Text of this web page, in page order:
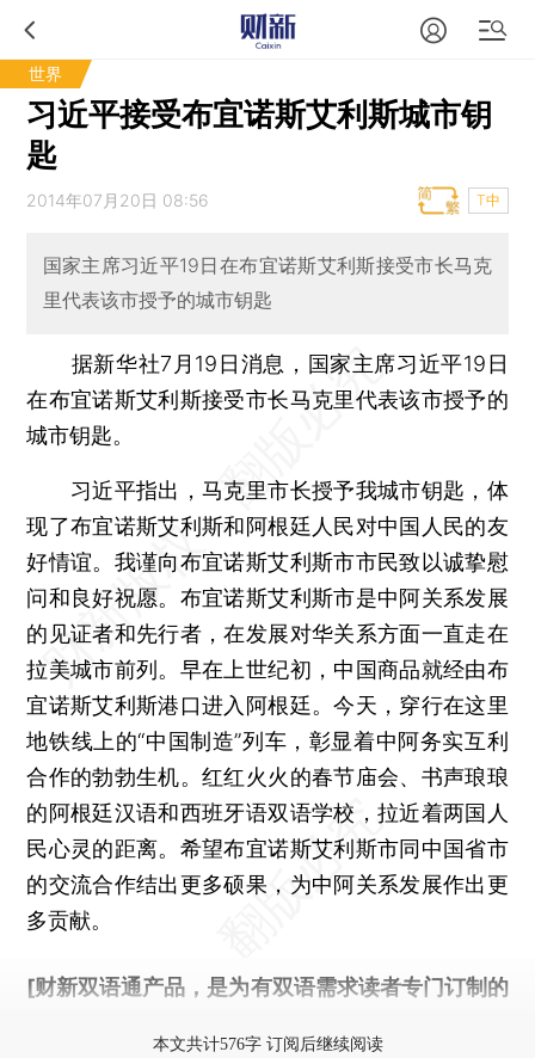
世界
习近平接受布宜诺斯艾利斯城市钥
匙
2014年07月20日 08:56 T中
国家主席习近平19日在布宜诺斯艾利斯接受市长马克
里代表该市授予的城市钥匙
据新华社7月19日消息，国家主席习近平19日
在布宜诺斯艾利斯接受市长马克里代表该市授予的
城市钥匙。
习近平指出，马克里市长授予我城市钥匙，体
现了布宜诺斯艾利斯和阿根廷人民对中国人民的友
好情谊。我谨向布宜诺斯艾利斯市市民致以诚挚慰
问和良好祝愿。布宜诺斯艾利斯市是中阿关系发展
的见证者和先行者，在发展对华关系方面一直走在
拉美城市前列。早在上世纪初，中国商品就经由布
宜诺斯艾利斯港口进入阿根廷。今天，穿行在这里
地铁线上的“中国制造”列车，彰显着中阿务实互利
合作的勃勃生机。红红火火的春节庙会、书声琅琅
的阿根廷汉语和西班牙语双语学校，拉近着两国人
民心灵的距离。希望布宜诺斯艾利斯市同中国省市
的交流合作结出更多硕果，为中阿关系发展作出更
多贡献。
[财新双语通产品，是为有双语需求读者专门订制的
本文共计576字 订阅后继续阅读